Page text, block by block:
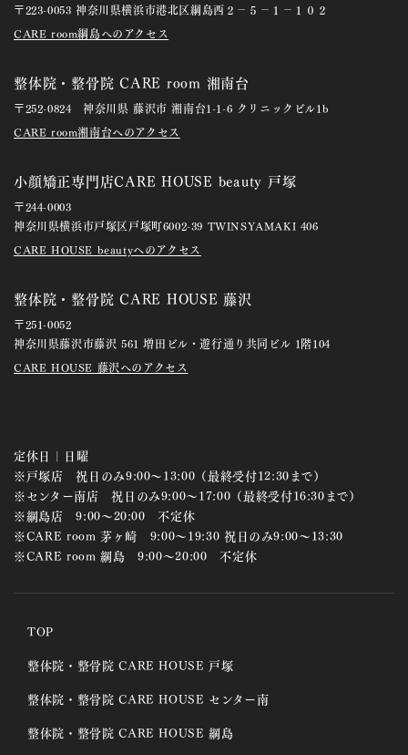
〒223-0053 神奈川県横浜市港北区綱島西２－５－１－１０２
CARE room綱島へのアクセス
整体院・整骨院 CARE room 湘南台
〒252-0824 神奈川県 藤沢市 湘南台1-1-6 クリニックビル1b
CARE room湘南台へのアクセス
小顔矯正専門店CARE HOUSE beauty 戸塚
〒244-0003
神奈川県横浜市戸塚区戸塚町6002-39 TWINSYAMAKI 406
CARE HOUSE beautyへのアクセス
整体院・整骨院 CARE HOUSE 藤沢
〒251-0052
神奈川県藤沢市藤沢 561 増田ビル・遊行通り共同ビル 1階104
CARE HOUSE 藤沢へのアクセス
定休日 | 日曜
※戸塚店 祝日のみ9:00～13:00（最終受付12:30まで）
※センター南店 祝日のみ9:00～17:00（最終受付16:30まで）
※綱島店 9:00～20:00 不定休
※CARE room 茅ヶ崎 9:00～19:30 祝日のみ9:00～13:30
※CARE room 綱島 9:00～20:00 不定休
TOP
整体院・整骨院 CARE HOUSE 戸塚
整体院・整骨院 CARE HOUSE センター南
整体院・整骨院 CARE HOUSE 綱島